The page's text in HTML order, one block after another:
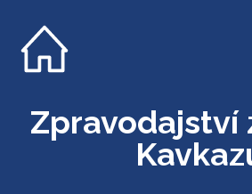
Zpravodajství